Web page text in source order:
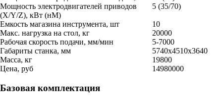
Мощность электродвигателей приводов
(X/Y/Z), кВт (нМ)
5 (35/70)
Емкость магазина инструмента, шт
10
Макс. нагрузка на стол, кг
20000
Рабочая скорость подачи, мм/мин
5-7000
Габариты станка, мм
5740х4510х3640
Масса, кг
19800
Цена, руб
14980000
Базовая комплектация